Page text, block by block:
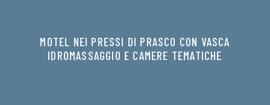
MOTEL NEI PRESSI DI PRASCO CON VASCA
IDROMASSAGGIO E CAMERE TEMATICHE